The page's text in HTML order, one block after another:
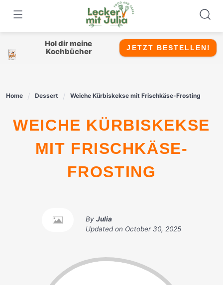
content
Hol dir meine
Kochbücher
JETZT BESTELLEN!
Home Dessert Weiche Kürbiskekse mit Frischkäse-Frosting
WEICHE KÜRBISKEKSE
MIT FRISCHKÄSE-
FROSTING
By Julia
Updated on October 30, 2025